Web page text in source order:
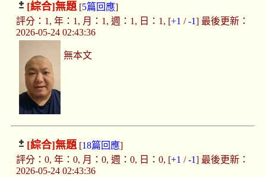
[綜合]無題[5篇回應]
評分：1, 年：1, 月：1, 週：1, 日：1, [+1 /-1] 最後更新：
2026-05-24 02:43:36
無本文
[綜合]無題[18篇回應]
評分：0, 年：0, 月：0, 週：0, 日：0, [+1 /-1] 最後更新：
2026-05-24 02:43:36